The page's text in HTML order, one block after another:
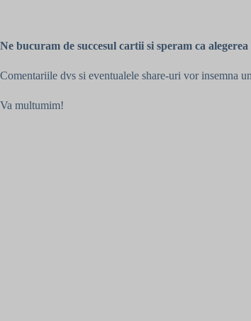
Ne bucuram de succesul cartii si speram ca
Comentariile dvs si eventualele share-uri vor insemna
Va multumim!